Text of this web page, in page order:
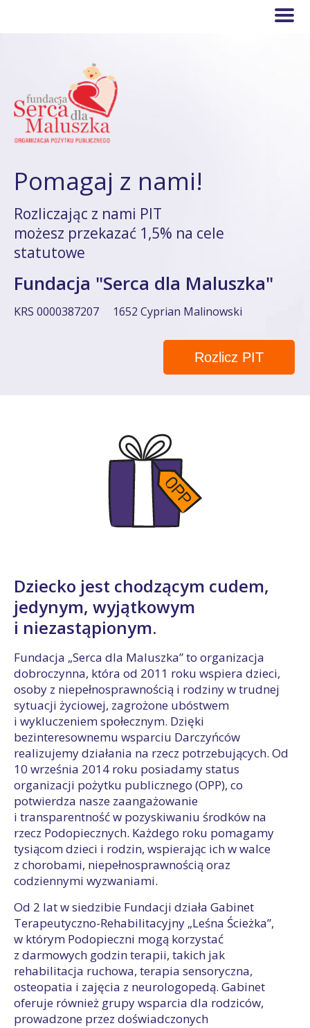
Pomagaj z nami!
Rozliczając z nami PIT
możesz przekazać 1,5% na cele
statutowe
Fundacja "Serca dla Maluszka"
KRS 0000387207 1652 Cyprian Malinowski
Rozlicz PIT
Dziecko jest chodzącym cudem,
jedynym, wyjątkowym
i niezastąpionym.
Fundacja „Serca dla Maluszka” to organizacja
dobroczynna, która od 2011 roku wspiera dzieci,
osoby z niepełnosprawnością i rodziny w trudnej
sytuacji życiowej, zagrożone ubóstwem
i wykluczeniem społecznym. Dzięki
bezinteresownemu wsparciu Darczyńców
realizujemy działania na rzecz potrzebujących. Od
10 września 2014 roku posiadamy status
organizacji pożytku publicznego (OPP), co
potwierdza nasze zaangażowanie
i transparentność w pozyskiwaniu środków na
rzecz Podopiecznych. Każdego roku pomagamy
tysiącom dzieci i rodzin, wspierając ich w walce
z chorobami, niepełnosprawnością oraz
codziennymi wyzwaniami.
Od 2 lat w siedzibie Fundacji działa Gabinet
Terapeutyczno-Rehabilitacyjny „Leśna Ścieżka”,
w którym Podopieczni mogą korzystać
z darmowych godzin terapii, takich jak
rehabilitacja ruchowa, terapia sensoryczna,
osteopatia i zajęcia z neurologopedą. Gabinet
oferuje również grupy wsparcia dla rodziców,
prowadzone przez doświadczonych